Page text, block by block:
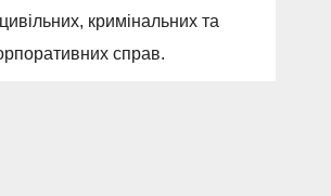
кримінальних та
справ.